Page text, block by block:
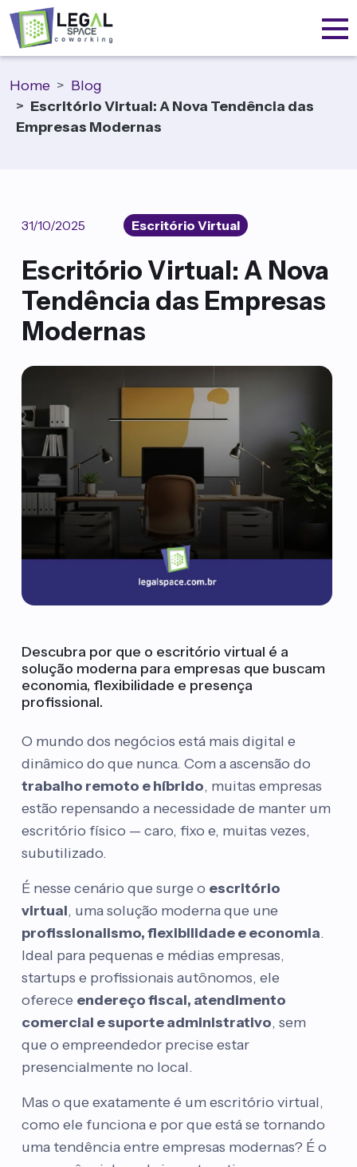
Home
Blog
Escritório Virtual: A Nova Tendência das
Empresas Modernas
31/10/2025 Escritório Virtual
Escritório Virtual: A Nova
Tendência das Empresas
Modernas
Descubra por que o escritório virtual é a
solução moderna para empresas que buscam
economia, flexibilidade e presença
profissional.
O mundo dos negócios está mais digital e
dinâmico do que nunca. Com a ascensão do
trabalho remoto e híbrido, muitas empresas
estão repensando a necessidade de manter um
escritório físico — caro, fixo e, muitas vezes,
subutilizado.
É nesse cenário que surge o escritório
virtual, uma solução moderna que une
profissionalismo, flexibilidade e economia.
Ideal para pequenas e médias empresas,
startups e profissionais autônomos, ele
oferece endereço fiscal, atendimento
comercial e suporte administrativo, sem
que o empreendedor precise estar
presencialmente no local.
Mas o que exatamente é um escritório virtual,
como ele funciona e por que está se tornando
uma tendência entre empresas modernas? É o